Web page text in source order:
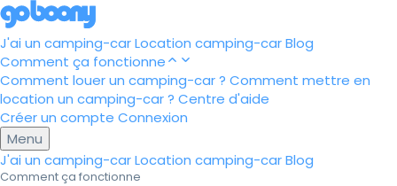
J'ai un camping-carLocation camping-carBlog
Comment ça fonctionne
Comment louer un camping-car ? Comment mettre en
location un camping-car ? Centre d'aide
Créer un compte Connexion
Menu
J'ai un camping-carLocation camping-carBlog
Comment ça fonctionne